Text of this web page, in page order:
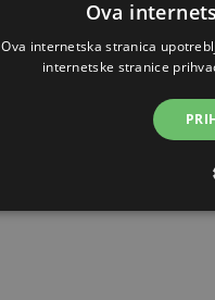
zavojnice
Širina trake
Ova
Ova internetska stranica
internetske stranice